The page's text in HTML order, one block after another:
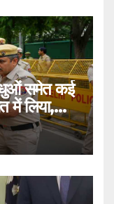
समेत कई
में लिया,